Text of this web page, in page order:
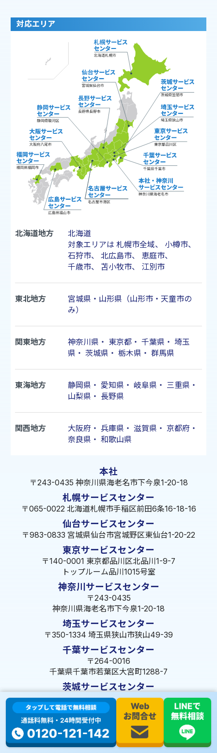
対応エリア
北海道地方
北海道
対象エリアは 札幌市全域、 小樽市、
石狩市、 北広島市、 恵庭市、
千歳市、 苫小牧市、 江別市
東北地方
宮城県・山形県（山形市・天童市の
み）
関東地方 神奈川県 ・ 東京都・ 千葉県 ・ 埼玉
県 ・ 茨城県 ・ 栃木県 ・ 群馬県
東海地方 静岡県 ・ 愛知県 ・ 岐阜県 ・ 三重県 ・
山梨県 ・ 長野県
関西地方 大阪府 ・ 兵庫県 ・ 滋賀県 ・ 京都府 ・
奈良県 ・ 和歌山県
本社
〒243-0435 神奈川県海老名市下今泉1-20-18
札幌サービスセンター
〒065-0022 北海道札幌市手稲区前田6条16-18-16
仙台サービスセンター
〒983-0833 宮城県仙台市宮城野区東仙台1-20-22
東京サービスセンター
〒140-0001 東京都品川区北品川1-9-7
トップルーム品川1015号室
神奈川サービスセンター
〒243-0435
神奈川県海老名市下今泉1-20-18
埼玉サービスセンター
〒350-1334 埼玉県狭山市狭山49-39
千葉サービスセンター
〒264-0016
千葉県千葉市若葉区大宮町1288-7
茨城サービスセンター
〒309-1717 茨城県笠間市旭町322-2 102号
長野サービスセンター
〒380-0921 長野県長野市大字栗田653-141 皐月ビル
名古屋サービスセンター
〒455-0014 名古屋市港区港楽3-13-22